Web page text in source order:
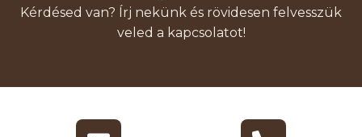
Kérdésed van? Írj nekünk és rövidesen felvesszük
veled a kapcsolatot!